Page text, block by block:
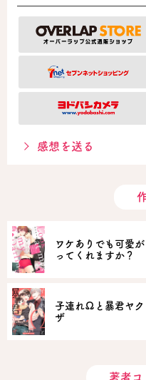
感想を送る
ワケありでも可愛が
ってくれますか？
子連れΩと暴君ヤク
ザ
著者コ